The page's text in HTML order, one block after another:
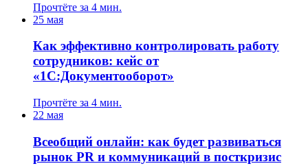
Прочтёте за 4 мин.
25 мая
Как эффективно контролировать работу
сотрудников: кейс от
«1С:Документооборот»
Прочтёте за 4 мин.
22 мая
Всеобщий онлайн: как будет развиваться
рынок PR и коммуникаций в посткризис